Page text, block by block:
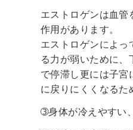
エストロゲンは血管
作用があります。
エストロゲンによっ
る力が弱いために、
で停滞し更には子宮
に戻りにくくなるた
➂身体が冷えやすい